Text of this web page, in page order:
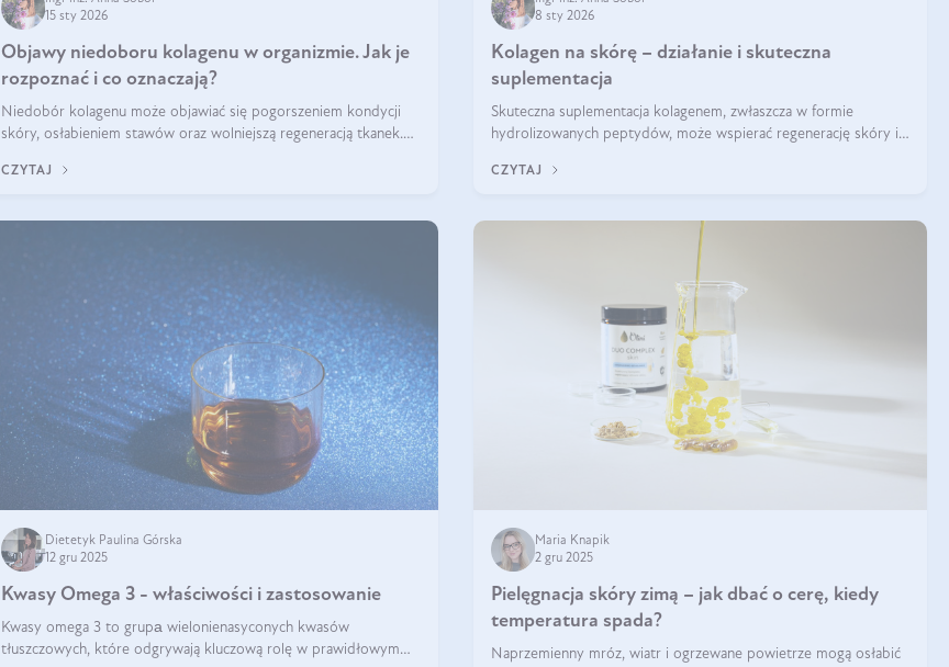
15 sty 2026
Objawy niedoboru kolagenu w organizmie. Jak je
rozpoznać i co oznaczają?
Niedobór kolagenu może objawiać się pogorszeniem kondycji
skóry, osłabieniem stawów oraz wolniejszą regeneracją tkanek.
skóry, bóle stawów, łamliwość paznokci oraz osłabienie włosów.
CZYTAJ
8 sty 2026
Kolagen na skórę – działanie i skuteczna
suplementacja
Skuteczna suplementacja kolagenem, zwłaszcza w formie
hydrolizowanych peptydów, może wspierać regenerację skóry i
regularnością stosowania.
CZYTAJ
Dietetyk Paulina Górska
12 gru 2025
Kwasy Omega 3 - właściwości i zastosowanie
Kwasy omega 3 to grupа wielonienasyconych kwasów
tłuszczowych, które odgrywają kluczową rolę w prawidłowym
Maria Knapik
2 gru 2025
Pielęgnacja skóry zimą – jak dbać o cerę, kiedy
temperatura spada?
Naprzemienny mróz, wiatr i ogrzewane powietrze mogą osłabić